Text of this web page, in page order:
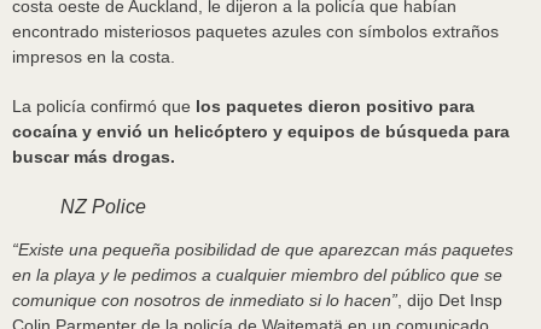
costa oeste de Auckland, le dijeron a la policía que habían
encontrado misteriosos paquetes azules con símbolos extraños
impresos en la costa.
La policía confirmó que los paquetes dieron positivo para
cocaína y envió un helicóptero y equipos de búsqueda para
buscar más drogas.
NZ Police
“Existe una pequeña posibilidad de que aparezcan más paquetes
en la playa y le pedimos a cualquier miembro del público que se
comunique con nosotros de inmediato si lo hacen” , dijo Det Insp